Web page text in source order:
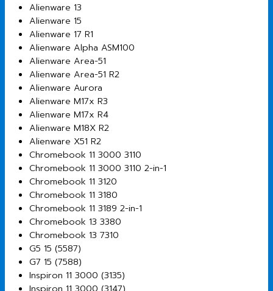
Alienware 13
Alienware 15
Alienware 17 R1
Alienware Alpha ASM100
Alienware Area-51
Alienware Area-51 R2
Alienware Aurora
Alienware M17x R3
Alienware M17x R4
Alienware M18X R2
Alienware X51 R2
Chromebook 11 3000 3110
Chromebook 11 3000 3110 2-in-1
Chromebook 11 3120
Chromebook 11 3180
Chromebook 11 3189 2-in-1
Chromebook 13 3380
Chromebook 13 7310
G5 15 (5587)
G7 15 (7588)
Inspiron 11 3000 (3135)